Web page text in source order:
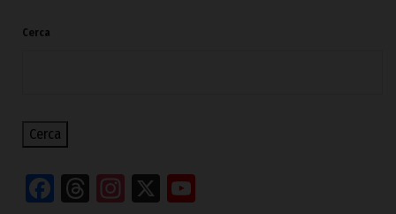
Cerca
Cerca
Facebook
Threads
Instagram
X